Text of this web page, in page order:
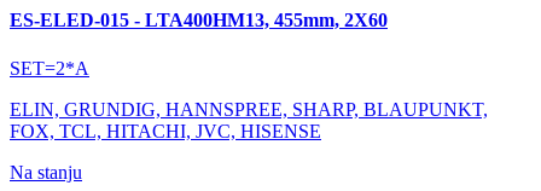
ES-ELED-015 - LTA400HM13, 455mm, 2X60
SET=2*A
ELIN, GRUNDIG, HANNSPREE, SHARP, BLAUPUNKT,
FOX, TCL, HITACHI, JVC, HISENSE
Na stanju